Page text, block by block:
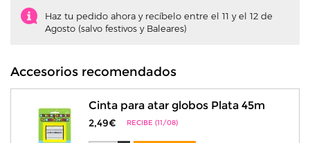
Haz tu pedido ahora y recíbelo entre el 11 y el 12 de
Agosto (salvo festivos y Baleares)
Accesorios recomendados
Cinta para atar globos Plata 45m
2,49€ RECIBE (11/08)